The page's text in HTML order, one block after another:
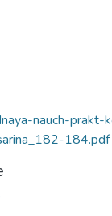
nauch-
184.pdf